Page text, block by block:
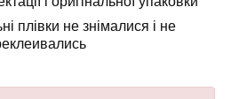
плівки не знімалися і не